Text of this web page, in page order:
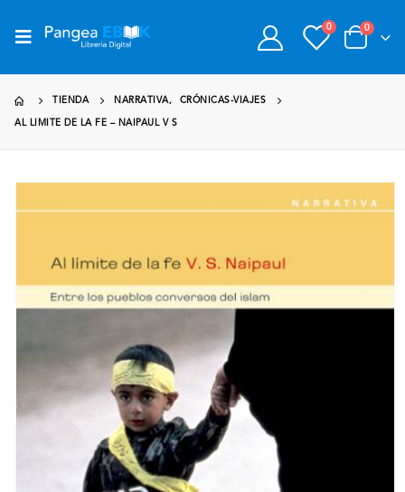
0 0
TIENDA NARRATIVA, CRÓNICAS-VIAJES
AL LIMITE DE LA FE – NAIPAUL V S